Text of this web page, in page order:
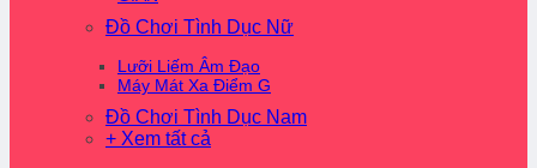
Đồ Chơi Tình Dục Nữ
Lưỡi Liếm Âm Đạo
Máy Mát Xa Điểm G
Đồ Chơi Tình Dục Nam
+ Xem tất cả